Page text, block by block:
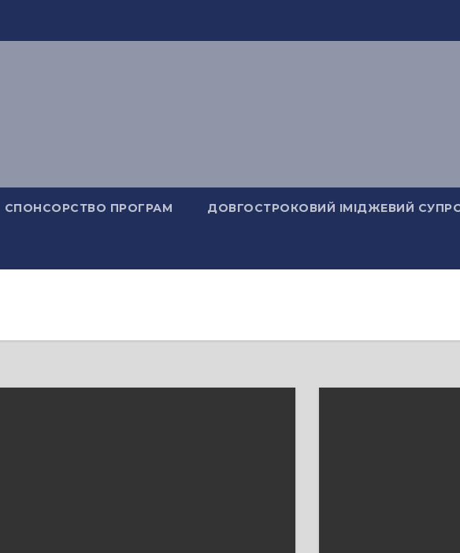
СПОНСОРСТВО ПРОГРАМ ДОВГОСТРОКОВИЙ ІМІДЖЕВИЙ